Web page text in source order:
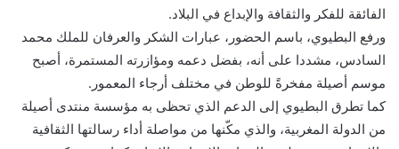
الفائقة للفكر والثقافة والإبداع في البلاد.
ورفع البطيوي، باسم الحضور، عبارات الشكر والعرفان للملك محمد
السادس، مشددا على أنه، بفضل دعمه ومؤازرته المستمرة، أصبح
موسم أصيلة مفخرةً للوطن في مختلف أرجاء المعمور.
كما تطرق البطيوي إلى الدعم الذي تحظى به مؤسسة منتدى أصيلة
من الدولة المغربية، والذي مكّنها من مواصلة أداء رسالتها الثقافية